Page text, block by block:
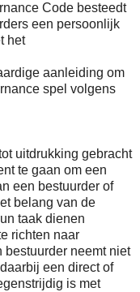
Code besteedt
een persoonlijk
het
aanleiding om
spel volgens
uitdrukking gebracht
te gaan om een
een bestuurder of
belang van de
taak dienen
richten naar
bestuurder neemt niet
een direct of
is met